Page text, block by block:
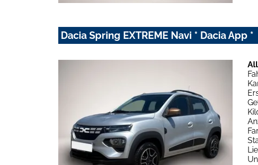
Dacia Spring EXTREME Navi * Dacia App *